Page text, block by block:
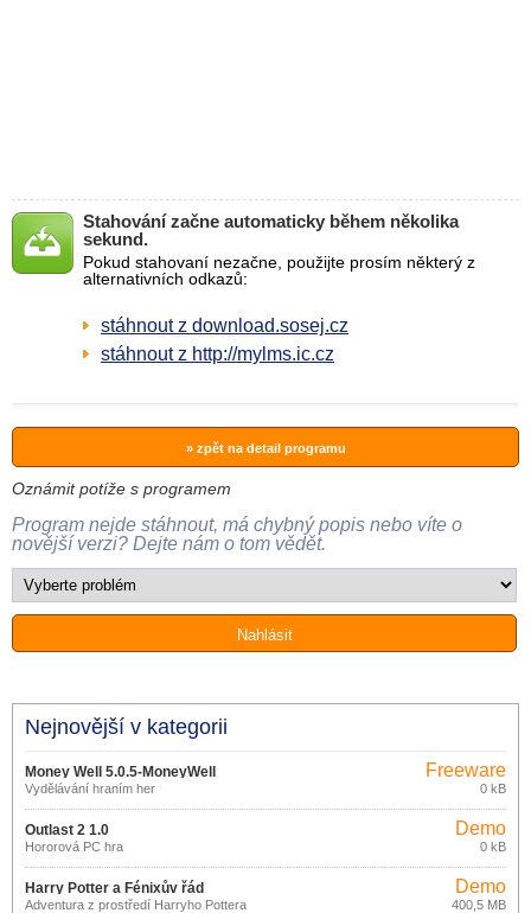
Stahování začne automaticky během několika
sekund.
Pokud stahovaní nezačne, použijte prosím některý z
alternativních odkazů:
stáhnout z download.sosej.cz
stáhnout z http://mylms.ic.cz
» zpět na detail programu
Oznámit potíže s programem
Program nejde stáhnout, má chybný popis nebo víte o
novější verzi? Dejte nám o tom vědět.
Nejnovější v kategorii
Money Well 5.0.5-MoneyWell
Vydělávání hraním her
Freeware
0 kB
Outlast 2 1.0
Hororová PC hra
Demo
0 kB
Harry Potter a Fénixův řád
Adventura z prostředí Harryho Pottera
Demo
400,5 MB